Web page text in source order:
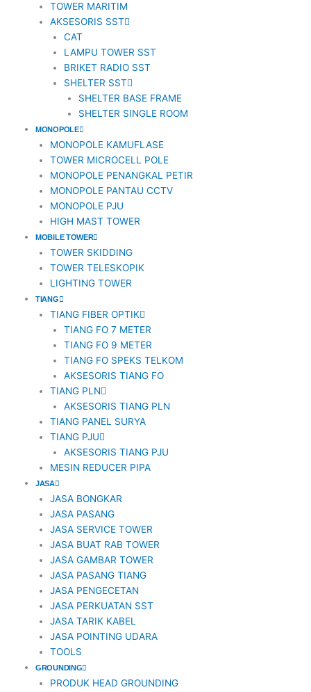
1
TOWER MARITIM
AKSESORIS SST
CAT
LAMPU TOWER SST
BRIKET RADIO SST
SHELTER SST
SHELTER BASE FRAME
SHELTER SINGLE ROOM
MONOPOLE
MONOPOLE KAMUFLASE
TOWER MICROCELL POLE
MONOPOLE PENANGKAL PETIR
MONOPOLE PANTAU CCTV
MONOPOLE PJU
HIGH MAST TOWER
MOBILE TOWER
TOWER SKIDDING
TOWER TELESKOPIK
LIGHTING TOWER
TIANG
TIANG FIBER OPTIK
TIANG FO 7 METER
TIANG FO 9 METER
TIANG FO SPEKS TELKOM
AKSESORIS TIANG FO
TIANG PLN
AKSESORIS TIANG PLN
TIANG PANEL SURYA
TIANG PJU
AKSESORIS TIANG PJU
MESIN REDUCER PIPA
JASA
JASA BONGKAR
JASA PASANG
JASA SERVICE TOWER
JASA BUAT RAB TOWER
JASA GAMBAR TOWER
JASA PASANG TIANG
JASA PENGECETAN
JASA PERKUATAN SST
JASA TARIK KABEL
JASA POINTING UDARA
TOOLS
GROUNDING
PRODUK HEAD GROUNDING